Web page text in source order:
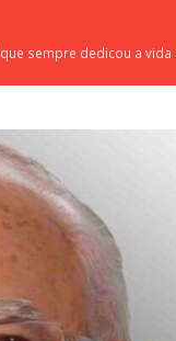
sempre dedicou a